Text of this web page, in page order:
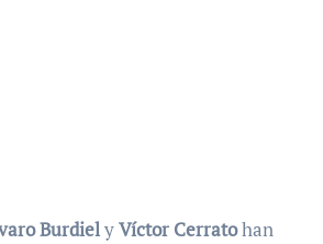
BurdielyVíctor Cerratohan